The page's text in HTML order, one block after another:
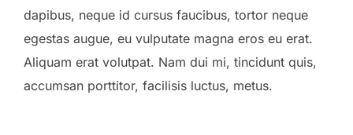
dapibus, neque id cursus faucibus, tortor neque
egestas augue, eu vulputate magna eros eu erat.
Aliquam erat volutpat. Nam dui mi, tincidunt quis,
accumsan porttitor, facilisis luctus, metus.